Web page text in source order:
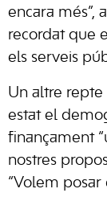
encara més”,
recordat que
els serveis
Un altre repte
estat el
finançament
nostres
“Volem